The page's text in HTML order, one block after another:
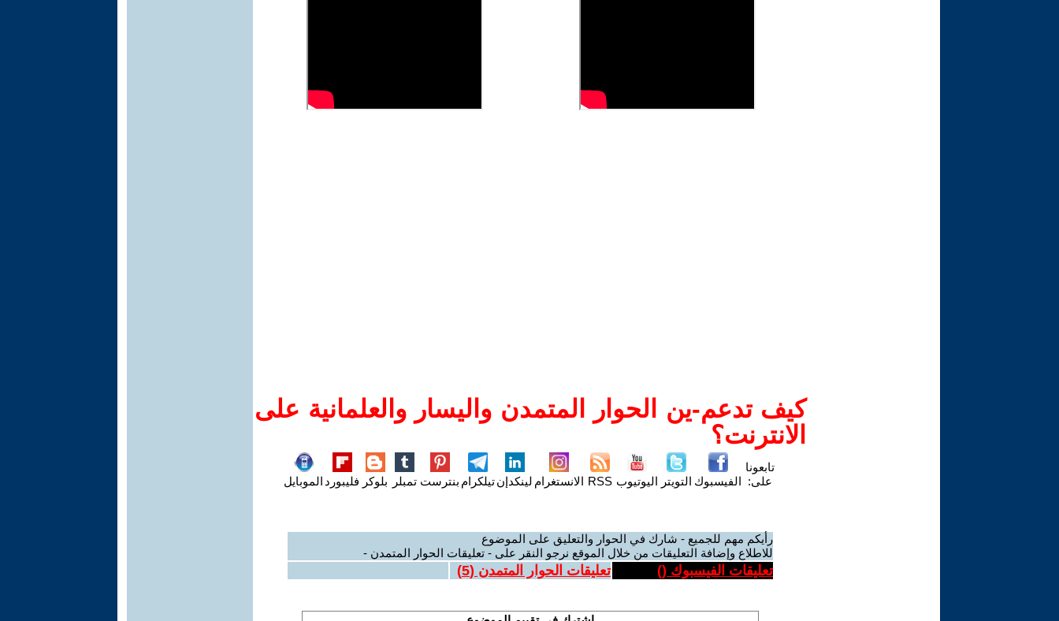
كيف تدعم-ين الحوار المتمدن واليسار والعلمانية على
الانترنت؟
تابعونا
على: الفيسبوك التويتر اليوتيوب RSS الانستغرام لينكدإنتيلكرام بنترست تمبلر بلوكر فليبورد الموبايل
رأيكم مهم للجميع - شارك في الحوار والتعليق على الموضوع
للاطلاع وإضافة التعليقات من خلال الموقع نرجو النقر على - تعليقات الحوار المتمدن -
تعليقات الفيسبوك () تعليقات الحوار المتمدن (5
)